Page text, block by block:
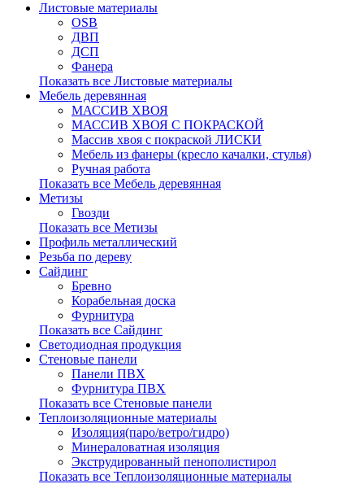
Листовые материалы
OSB
ДВП
ДСП
Фанера
Показать все Листовые материалы
Мебель деревянная
МАССИВ ХВОЯ
МАССИВ ХВОЯ С ПОКРАСКОЙ
Массив хвоя с покраской ЛИСКИ
Мебель из фанеры (кресло качалки, стулья)
Ручная работа
Показать все Мебель деревянная
Метизы
Гвозди
Показать все Метизы
Профиль металлический
Резьба по дереву
Сайдинг
Бревно
Корабельная доска
Фурнитура
Показать все Сайдинг
Светодиодная продукция
Стеновые панели
Панели ПВХ
Фурнитура ПВХ
Показать все Стеновые панели
Теплоизоляционные материалы
Изоляция(паро/ветро/гидро)
Минераловатная изоляция
Экструдированный пенополистирол
Показать все Теплоизоляционные материалы